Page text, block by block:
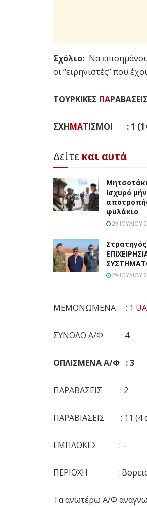
Σχόλιο: Να
οι “ειρηνιστές” που
ΤΟΥΡΚΙΚΕΣ ΠΑ
ΣΧΗΜΑΤΙΣΜΟΙ : 1
Δείτε και αυτά
Ισχυρό
φυλάκιο
29 ΙΟΥΛΊΟΥ
29 ΙΟΥΛΊΟΥ
ΜΕΜΟΝΩΜΕΝΑ : 1
ΣΥΝΟΛΟ Α/Φ : 4
ΟΠΛΙΣΜΕΝΑ Α/Φ : 3
ΠΑΡΑΒΑΣΕΙΣ : 2
ΠΑΡΑΒΙΑΣΕΙΣ : 11 (4
ΕΜΠΛΟΚΕΣ : –
ΠΕΡΙΟΧΗ :
Τα ανωτέρω Α/Φ